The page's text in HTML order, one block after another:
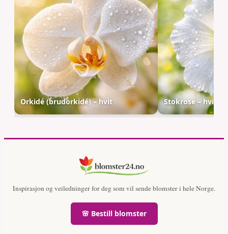
Orkidé (brudorkidé) – hvit Stokrose – hvit
Inspirasjon og veiledninger for deg som vil sende blomster i hele Norge.
🌸 Bestill blomster